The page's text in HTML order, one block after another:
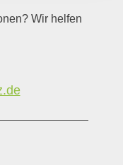
Wir helfen